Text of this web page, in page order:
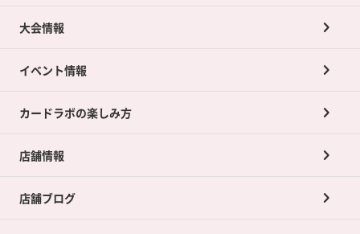
大会情報
イベント情報
カードラボの楽しみ方
店舗情報
店舗ブログ